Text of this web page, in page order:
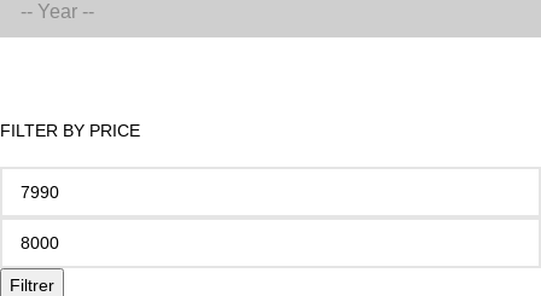
FILTER BY PRICE
Filtrer